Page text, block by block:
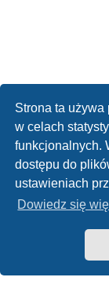
Strona ta używa
w celach
funkcjonalnych.
dostępu do
ustawieniach
Dowiedz się